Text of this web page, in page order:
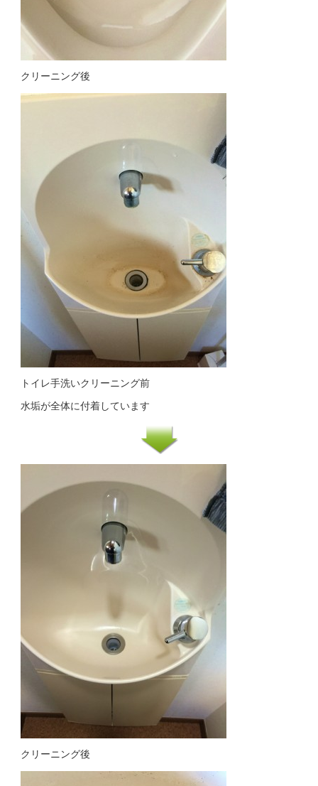
クリーニング後
トイレ手洗いクリーニング前
水垢が全体に付着しています
クリーニング後